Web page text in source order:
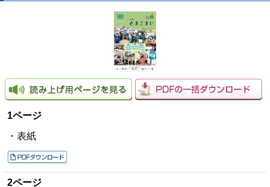
1ページ
・表紙
2ページ